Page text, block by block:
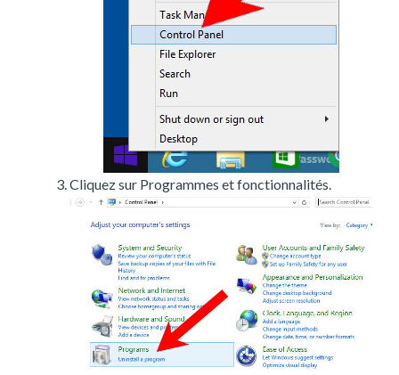
Cliquez sur Programmes et fonctionnalités.